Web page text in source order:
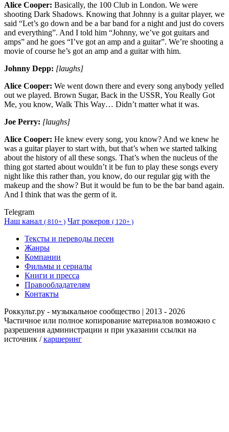
Alice Cooper: Basically, the 100 Club in London. We were
shooting Dark Shadows. Knowing that Johnny is a guitar player, we
said “Let’s go down and be a bar band for a night and just do covers
and everything”. And I told him “Johnny, we’ve got guitars and
amps” and he goes “I’ve got an amp and a guitar”. We’re shooting a
movie of course he’s got an amp and a guitar with him.
Johnny Depp: [laughs]
Alice Cooper: We went down there and every song anybody yelled
out we played. Brown Sugar, Back in the USSR, You Really Got
Me, you know, Walk This Way… Didn’t matter what it was.
Joe Perry: [laughs]
Alice Cooper: He knew every song, you know? And we knew he
was a guitar player to start with, but that’s when we started talking
about the history of all these songs. That’s when the nucleus of the
thing got started about wouldn’t it be fun to play these songs every
night like this rather than, you know, do our regular gig with the
makeup and the show? But it would be fun to be the bar band again.
And I think that was the germ of it.
Telegram
Наш канал ( 810+ ) Чат рокеров ( 120+ )
Тексты и переводы песен
Жанры
Компании
Фильмы и сериалы
Книги и пресса
Правообладателям
Контакты
Роккульт.ру - музыкальное сообщество | 2013 - 2026
Частичное или полное копирование материалов возможно с
разрешения администрации и при указании ссылки на
источник /каршеринг